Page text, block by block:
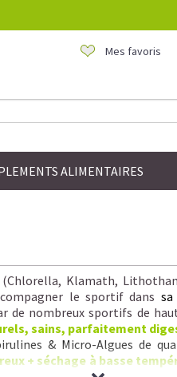
Mes favoris
ALIMENTAIRES
Klamath,
le sportif dans sa
de nombreux sportifs de
sains, parfaitement
& Micro-Algues de
+ séchage à basse